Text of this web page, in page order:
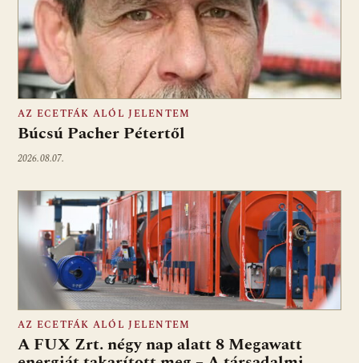
AZ ECETFÁK ALÓL JELENTEM
Búcsú Pacher Pétertől
2026.08.07.
AZ ECETFÁK ALÓL JELENTEM
A FUX Zrt. négy nap alatt 8 Megawatt